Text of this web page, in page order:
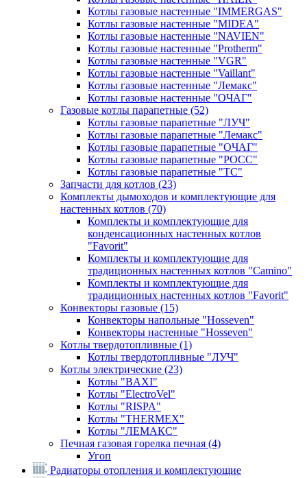
Котлы газовые настенные "IMMERGAS"
Котлы газовые настенные "MIDEA"
Котлы газовые настенные "NAVIEN"
Котлы газовые настенные "Protherm"
Котлы газовые настенные "VGR"
Котлы газовые настенные "Vaillant"
Котлы газовые настенные "Лемакс"
Котлы газовые настенные "ОЧАГ"
Газовые котлы парапетные (52)
Котлы газовые парапетные "ЛУЧ"
Котлы газовые парапетные "Лемакс"
Котлы газовые парапетные "ОЧАГ"
Котлы газовые парапетные "РОСС"
Котлы газовые парапетные "ТС"
Запчасти для котлов (23)
Комплекты дымоходов и комплектующие для
настенных котлов (70)
Комплекты и комплектующие для
конденсационных настенных котлов
"Favorit"
Комплекты и комплектующие для
традиционных настенных котлов "Camino"
Комплекты и комплектующие для
традиционных настенных котлов "Favorit"
Конвекторы газовые (15)
Конвекторы напольные "Hosseven"
Конвекторы настенные "Hosseven"
Котлы твердотопливные (1)
Котлы твердотопливные "ЛУЧ"
Котлы электрические (23)
Котлы "BAXI"
Котлы "ElectroVel"
Котлы "RISPA"
Котлы "THERMEX"
Котлы "ЛЕМАКС"
Печная газовая горелка печная (4)
Угоп
Радиаторы отопления и комплектующие